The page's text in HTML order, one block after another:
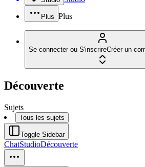
Plus Plus
Se connecter ou S'inscrireCréer un
Découverte
Sujets
Tous les sujets
Toggle Sidebar
ChatStudioDécouverte